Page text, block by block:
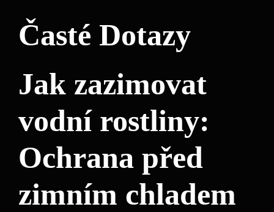
Časté Dotazy
Jak zazimovat
vodní rostliny:
Ochrana před
zimním chladem